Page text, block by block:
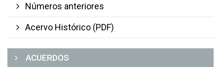
Números anteriores
Acervo Histórico (PDF)
ACUERDOS